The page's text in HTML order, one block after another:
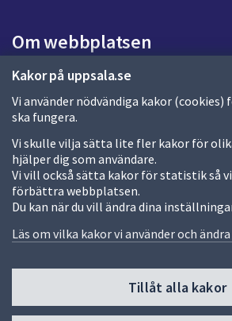
Kakor på uppsala.se
Vi använder nödvändiga kakor
ska fungera.
Vi skulle vilja sätta lite fler kakor för
hjälper dig som användare.
Vi vill också sätta kakor för statistik så
förbättra webbplatsen.
Du kan när du vill ändra dina
Läs om vilka kakor vi använder och
Tillåt alla kakor
d
a
Om webbplatsen
Om webbplatsen
Allmänna handlingar och diarium
Behandling av personuppgifter
Kakor
Språk (other languages)
Tillgänglighetsredogörelse
Fler sätt att följa